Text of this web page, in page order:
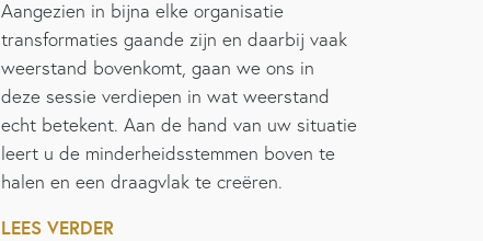
Aangezien in bijna elke organisatie
transformaties gaande zijn en daarbij vaak
weerstand bovenkomt, gaan we ons in
deze sessie verdiepen in wat weerstand
echt betekent. Aan de hand van uw situatie
leert u de minderheidsstemmen boven te
halen en een draagvlak te creëren.
LEES VERDER